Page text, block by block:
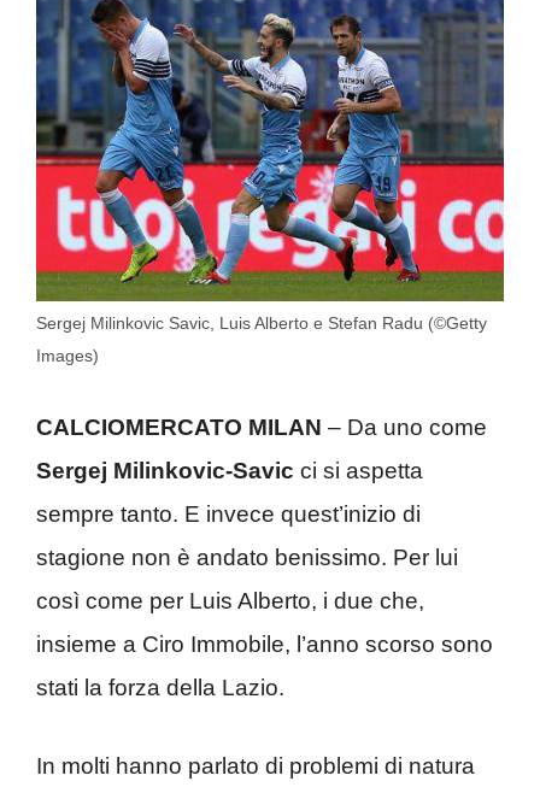
Sergej Milinkovic Savic, Luis Alberto e Stefan Radu (©Getty
Images)
CALCIOMERCATO MILAN – Da uno come
Sergej Milinkovic-Savic ci si aspetta
sempre tanto. E invece quest’inizio di
stagione non è andato benissimo. Per lui
così come per Luis Alberto, i due che,
insieme a Ciro Immobile, l’anno scorso sono
stati la forza della Lazio.
In molti hanno parlato di problemi di natura